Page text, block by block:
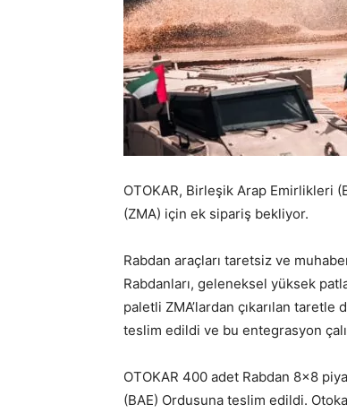
OTOKAR, Birleşik Arap Emirlikleri
(ZMA) için ek sipariş bekliyor.
Rabdan araçları taretsiz ve
Rabdanları, geleneksel yüksek
paletli ZMA’lardan çıkarılan
teslim edildi ve bu entegrasyon
OTOKAR 400 adet Rabdan 8×8
(BAE) Ordusuna teslim edildi.